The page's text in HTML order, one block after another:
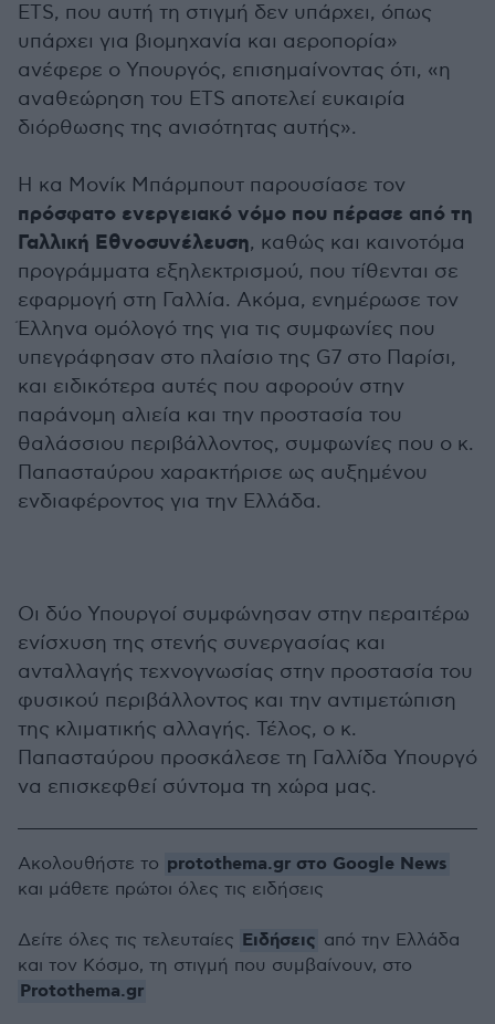
ETS, που αυτή τη στιγμή δεν υπάρχει, όπως
υπάρχει για βιομηχανία και αεροπορία»
ανέφερε ο Υπουργός, επισημαίνοντας ότι, «η
αναθεώρηση του ETS αποτελεί ευκαιρία
διόρθωσης της ανισότητας αυτής».
Η κα Μονίκ Μπάρμπουτ παρουσίασε τον
πρόσφατο ενεργειακό νόμο που πέρασε από τη
Γαλλική Εθνοσυνέλευση, καθώς και καινοτόμα
προγράμματα εξηλεκτρισμού, που τίθενται σε
εφαρμογή στη Γαλλία. Ακόμα, ενημέρωσε τον
Έλληνα ομόλογό της για τις συμφωνίες που
υπεγράφησαν στο πλαίσιο της G7 στο Παρίσι,
και ειδικότερα αυτές που αφορούν στην
παράνομη αλιεία και την προστασία του
θαλάσσιου περιβάλλοντος, συμφωνίες που ο κ.
Παπασταύρου χαρακτήρισε ως αυξημένου
ενδιαφέροντος για την Ελλάδα.
Οι δύο Υπουργοί συμφώνησαν στην περαιτέρω
ενίσχυση της στενής συνεργασίας και
ανταλλαγής τεχνογνωσίας στην προστασία του
φυσικού περιβάλλοντος και την αντιμετώπιση
της κλιματικής αλλαγής. Τέλος, ο κ.
Παπασταύρου προσκάλεσε τη Γαλλίδα Υπουργό
να επισκεφθεί σύντομα τη χώρα μας.
Ακολουθήστε το protothema.gr στο Google News
και μάθετε πρώτοι όλες τις ειδήσεις
Δείτε όλες τις τελευταίες Ειδήσεις από την Ελλάδα
και τον Κόσμο, τη στιγμή που συμβαίνουν, στο
Protothema.gr